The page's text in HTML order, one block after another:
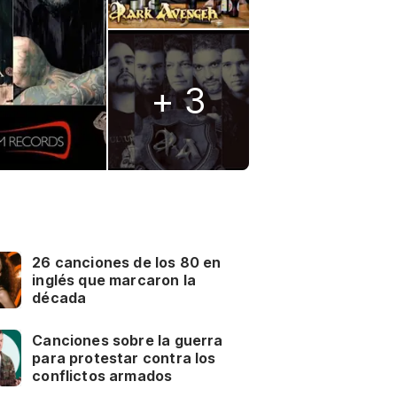
+ 3
26 canciones de los 80 en
inglés que marcaron la
década
Canciones sobre la guerra
para protestar contra los
conflictos armados